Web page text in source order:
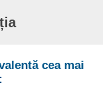
cea mai